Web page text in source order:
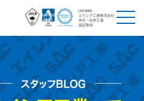
ISO9001
エイシア工業株式会社
本社・白井工場
認証取得